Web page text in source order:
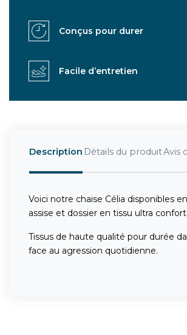
Conçus pour durer
Facile d’entretien
Description Détails du produitAvis
Voici notre chaise Célia disponibles
assise et dossier en tissu ultra
Tissus de haute qualité pour durée
face au agression quotidienne.